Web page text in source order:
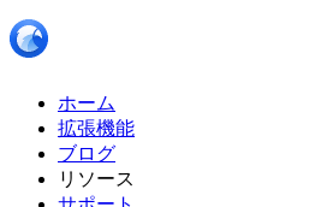
ホーム
拡張機能
ブログ
リソース